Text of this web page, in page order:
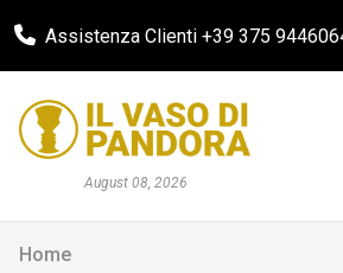
Assistenza Clienti +39 375
August 08, 2026
Home